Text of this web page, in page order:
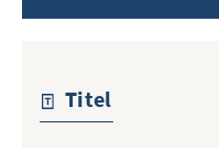
Titel